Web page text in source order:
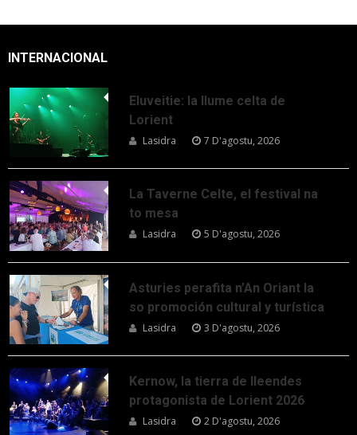
INTERNACIONAL
Eluveitie: la llume celta de
Lorient
Lasidra 7 D'agostu, 2026
La Taverne Celte, el festival na
to mesa
Lasidra 5 D'agostu, 2026
Asturies perafita n’An Oriant la
so promoción cultural y turística
Lasidra 3 D'agostu, 2026
Kernow, la tierra de lleendes
protagonista de Lorient 2026
Lasidra 2 D'agostu, 2026